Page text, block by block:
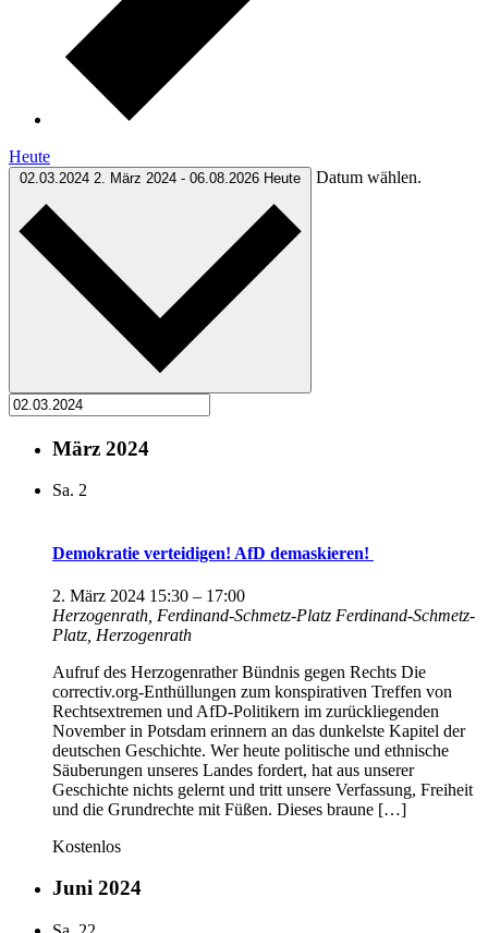
Heute
02.03.2024 2. März 2024 - 06.08.2026 Heute Datum wählen.
März 2024
Sa. 2
Demokratie verteidigen! AfD demaskieren!
2. März 2024 15:30 – 17:00
Herzogenrath, Ferdinand-Schmetz-Platz Ferdinand-Schmetz-
Platz, Herzogenrath
Aufruf des Herzogenrather Bündnis gegen Rechts Die
correctiv.org-Enthüllungen zum konspirativen Treffen von
Rechtsextremen und AfD-Politikern im zurückliegenden
November in Potsdam erinnern an das dunkelste Kapitel der
deutschen Geschichte. Wer heute politische und ethnische
Säuberungen unseres Landes fordert, hat aus unserer
Geschichte nichts gelernt und tritt unsere Verfassung, Freiheit
und die Grundrechte mit Füßen. Dieses braune […]
Kostenlos
Juni 2024